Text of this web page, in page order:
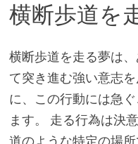
横断歩道を
横断歩道を走る夢は
て突き進む強い意志
に、この行動には急
ます。 走る行為は決